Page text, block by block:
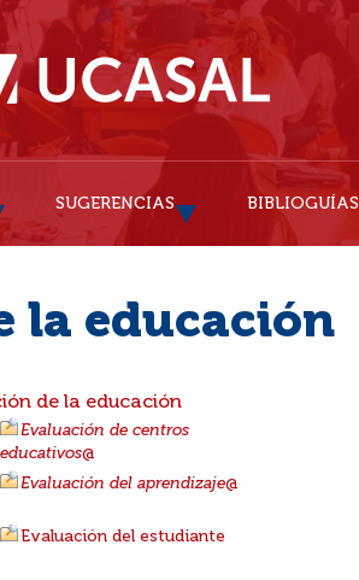
SUGERENCIAS BIBLIOGUÍAS
la educación
de la educación
Evaluación de centros
educativos@
Evaluación del aprendizaje@
Evaluación del estudiante